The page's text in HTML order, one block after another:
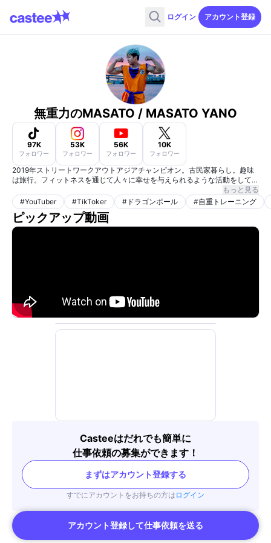
ログイン アカウント登録
無重力のMASATO / MASATO YANO
97K
フォロワー
53K
フォロワー
56K
フォロワー
10K
フォロワー
2019年ストリートワークアウトアジアチャンピオン。古民家暮らし。趣味
は旅行。フィットネスを通じて人々に幸せを与えられるような活動をしてい
もっと見る
#YouTuber #TikToker # ドラゴンボール #自重トレーニング
ピックアップ動画
Casteeはだれでも簡単に
仕事依頼の募集ができます！
まずはアカウント登録する
すでにアカウントをお持ちの方は ログイン
アカウント登録して仕事依頼を送る